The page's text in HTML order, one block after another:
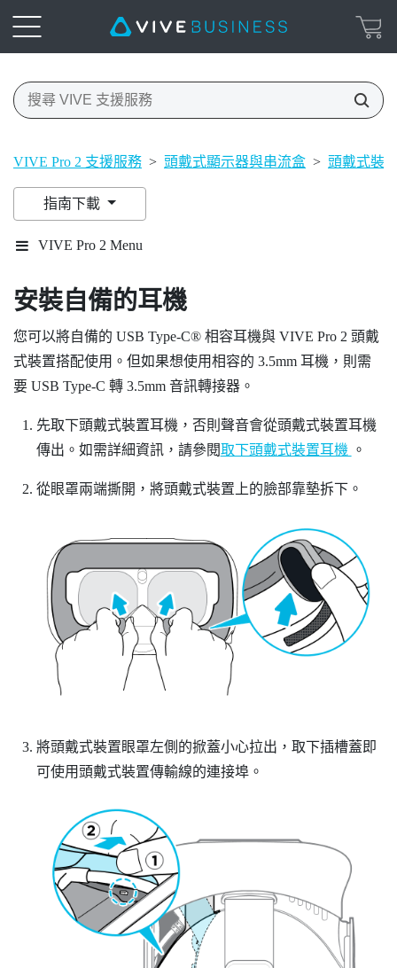
VIVE Pro 2 支援服務 > 頭戴式顯示器與串流盒 > 頭戴式裝
指南下載
VIVE Pro 2 Menu
安裝自備的耳機
您可以將自備的 USB Type-C® 相容耳機與 VIVE Pro 2 頭戴
式裝置搭配使用。但如果想使用相容的 3.5mm 耳機，則需
要 USB Type-C 轉 3.5mm 音訊轉接器。
先取下頭戴式裝置耳機，否則聲音會從頭戴式裝置耳機
傳出。如需詳細資訊，請參閱取下頭戴式裝置耳機 。
從眼罩兩端撕開，將頭戴式裝置上的臉部靠墊拆下。
將頭戴式裝置眼罩左側的掀蓋小心拉出，取下插槽蓋即
可使用頭戴式裝置傳輸線的連接埠。